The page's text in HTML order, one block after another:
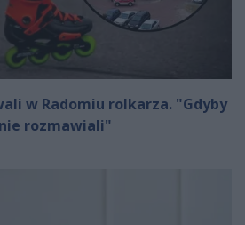
w Radomiu rolkarza. "Gdyby
rozmawiali"